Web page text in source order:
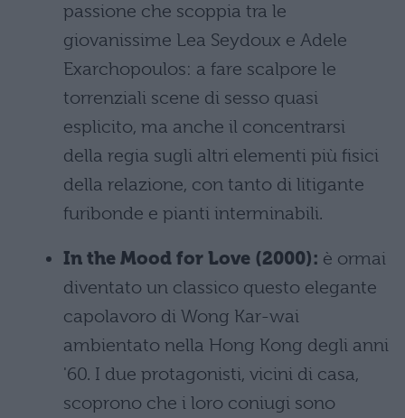
passione che scoppia tra le
giovanissime Lea Seydoux e Adele
Exarchopoulos: a fare scalpore le
torrenziali scene di sesso quasi
esplicito, ma anche il concentrarsi
della regia sugli altri elementi più fisici
della relazione, con tanto di litigante
furibonde e pianti interminabili.
In the Mood for Love (2000): è ormai
diventato un classico questo elegante
capolavoro di Wong Kar-wai
ambientato nella Hong Kong degli anni
'60. I due protagonisti, vicini di casa,
scoprono che i loro coniugi sono